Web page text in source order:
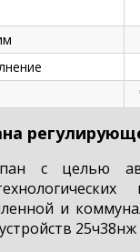
с целью
и
25ч38нж